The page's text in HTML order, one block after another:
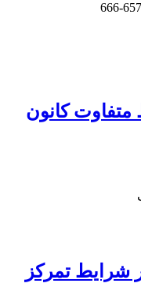
657-666
کانون
شرایط تمرکز